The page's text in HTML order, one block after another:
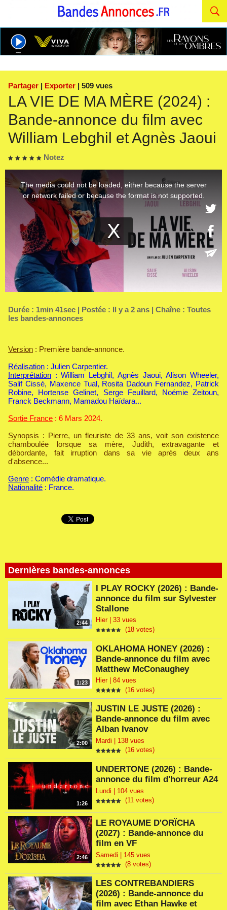
Partager | Exporter | 509 vues
LA VIE DE MA MÈRE (2024) :
Bande-annonce du film avec
William Lebghil et Agnès Jaoui
Notez
Dernières bandes-annonces
2:44
I PLAY ROCKY (2026) : Bande-
annonce du film sur Sylvester
Stallone
Hier | 33 vues
(18 votes)
1:23
OKLAHOMA HONEY (2026) :
Bande-annonce du film avec
Matthew McConaughey
Hier | 84 vues
(16 votes)
2:00
JUSTIN LE JUSTE (2026) :
Bande-annonce du film avec
Alban Ivanov
Mardi | 138 vues
(16 votes)
1:26
UNDERTONE (2026) : Bande-
annonce du film d'horreur A24
Lundi | 104 vues
(11 votes)
2:46
LE ROYAUME D'ORÏCHA
(2027) : Bande-annonce du
film en VF
Samedi | 145 vues
(8 votes)
LES CONTREBANDIERS
(2026) : Bande-annonce du
film avec Ethan Hawke et
Durée : 1min 41sec | Postée : Il y a 2 ans | Chaîne : Toutes
les bandes-annonces
Version : Première bande-annonce.
Réalisation : Julien Carpentier.
Interprétation : William Lebghil, Agnès Jaoui, Alison Wheeler,
Salif Cissé, Maxence Tual, Rosita Dadoun Fernandez, Patrick
Robine, Hortense Gelinet, Serge Feuillard, Noémie Zeitoun,
Franck Beckmann, Mamadou Haïdara...
Sortie France : 6 Mars 2024.
Synopsis : Pierre, un fleuriste de 33 ans, voit son existence
chamboulée lorsque sa mère, Judith, extravagante et
débordante, fait irruption dans sa vie après deux ans
d'absence...
Genre : Comédie dramatique.
Nationalité : France.